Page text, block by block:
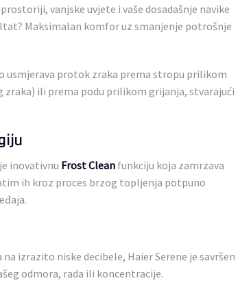
vanjske uvjete i vaše dosadašnje navike
Maksimalan komfor uz smanjenje potrošnje
usmjerava protok zraka prema stropu prilikom
ili prema podu prilikom grijanja, stvarajući
inovativnu Frost Cleanfunkciju koja zamrzava
ih kroz proces brzog topljenja potpuno
izrazito niske decibele, Haier Serene je savršen
odmora, rada ili koncentracije.